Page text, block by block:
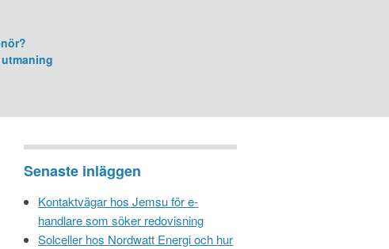
Senaste inläggen
Kontaktvägar hos Jemsu för e-
handlare som söker redovisning
Solceller hos Nordwatt Energi och hur